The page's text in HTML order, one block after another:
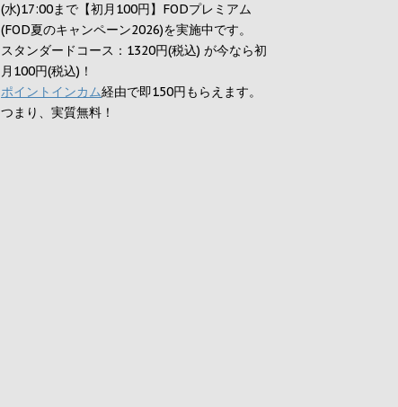
(水)17:00まで【初月100円】FODプレミアム
(FOD夏のキャンペーン2026)を実施中です。
スタンダードコース：1320円(税込) が今なら初
月100円(税込)！
ポイントインカム経由で即150円もらえます。
つまり、実質無料！